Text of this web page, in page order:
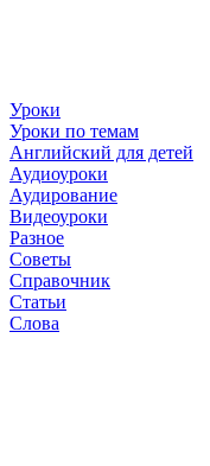
Уроки
Уроки по темам
Английский для детей
Аудиоуроки
Аудирование
Видеоуроки
Разное
Советы
Справочник
Статьи
Слова